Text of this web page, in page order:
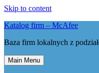
Skip to content
Katalog firm – McAfee
Baza firm lokalnych z
Main Menu